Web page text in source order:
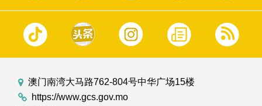
澳门南湾大马路762-804号中华广场15楼
https://www.gcs.gov.mo